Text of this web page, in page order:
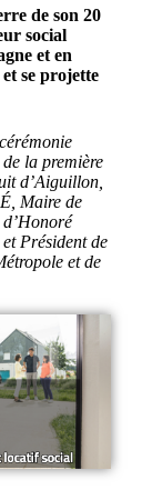
de son 20
social
et en
se projette
la première
d’Aiguillon,
Maire de
d’Honoré
Président de
et de